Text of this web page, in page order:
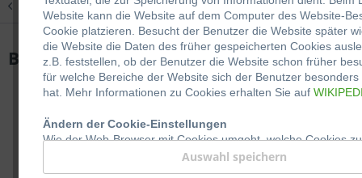
Website kann die Website auf dem Computer des Website-
Cookie platzieren. Besucht der Benutzer die Website später
die Website die Daten des früher gespeicherten Cookies
z.B. feststellen, ob der Benutzer die Website schon früher
für welche Bereiche der Website sich der Benutzer
hat. Mehr Informationen zu Cookies erhalten Sie auf
Ändern der Cookie-Einstellungen
Wie der Web-Browser mit Cookies umgeht, welche Cookies
oder abgelehnt werden, kann der Benutzer in den
Browsers festlegen. Wo genau sich diese Einstellungen
Auswahl speichern
Übersicht Notration
BP-ER -Notration